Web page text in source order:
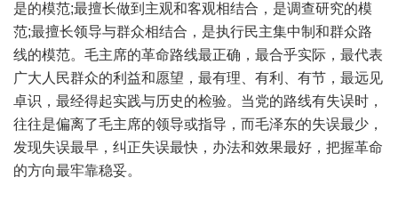
是的模范;最擅长做到主观和客观相结合，是调查研究的模
范;最擅长领导与群众相结合，是执行民主集中制和群众路
线的模范。毛主席的革命路线最正确，最合乎实际，最代表
广大人民群众的利益和愿望，最有理、有利、有节，最远见
卓识，最经得起实践与历史的检验。当党的路线有失误时，
往往是偏离了毛主席的领导或指导，而毛泽东的失误最少，
发现失误最早，纠正失误最快，办法和效果最好，把握革命
的方向最牢靠稳妥。